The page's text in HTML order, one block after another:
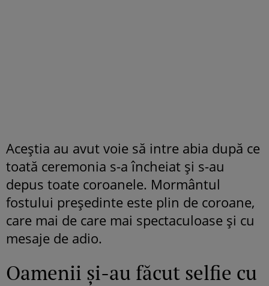
Aceștia au avut voie să intre abia după ce
toată ceremonia s-a încheiat și s-au
depus toate coroanele. Mormântul
fostului președinte este plin de coroane,
care mai de care mai spectaculoase și cu
mesaje de adio.
Oamenii și-au făcut selfie cu